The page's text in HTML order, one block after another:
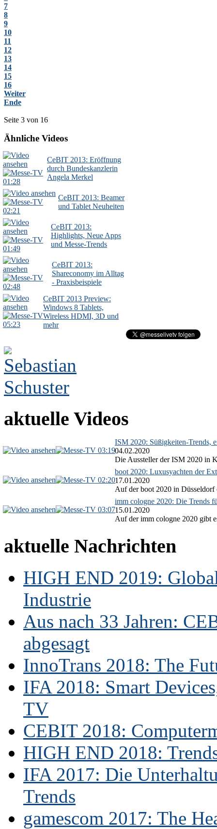
7
8
9
10
11
12
13
14
15
16
Weiter
Ende
Seite 3 von 16
Ähnliche Videos
01:28
CeBIT 2013: Eröffnung
durch Bundeskanzlerin
Angela Merkel
02:21
CeBIT 2013: Beamer
und Tablet Neuheiten
01:49
CeBIT 2013:
Highlights, Neue Apps
und Messe-Trends
02:48
CeBIT 2013:
Shareconomy im Alltag
- Praxisbeispiele
05:23
CeBIT 2013 Preview:
Windows 8 Tablets,
Wireless HDMI, 3D und
mehr
aktuelle Videos
03:19
ISM 2020: Süßigkeiten-Trends,
04.02.2020
Die Aussteller der ISM 2020 in
02:20
boot 2020: Luxusyachten der
17.01.2020
Auf der boot 2020 in Düsseldorf
03:07
imm cologne 2020: Die Trends
15.01.2020
Auf der imm cologne 2020 gibt
aktuelle Nachrichten
HIGH END 2019:
Industrie
Aus nach 33 Jahren:
abgesagt
InnoTrans 2018: The
IFA 2018: Smart
TV
CEBIT 2018:
HIGH END 2018:
IFA 2017: Die
Trends
gamescom 2017: The